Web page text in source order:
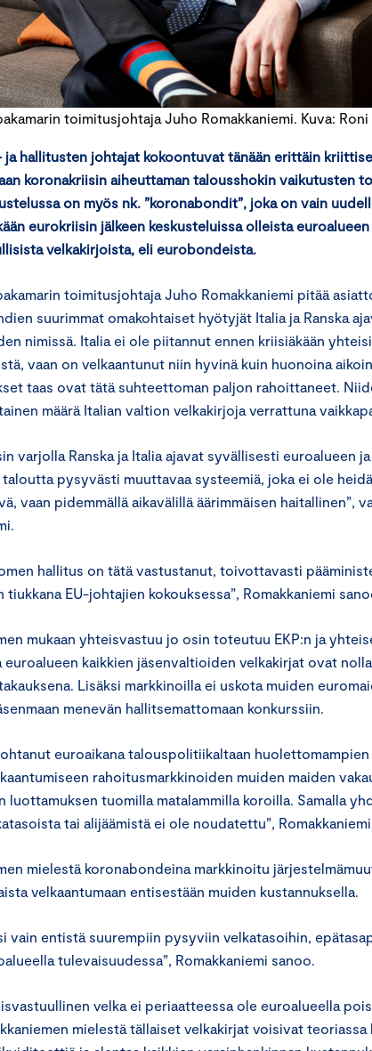
toimitusjohtaja Juho Romakkaniemi. Kuva: Roni
ja hallitusten johtajat kokoontuvat tänään erittäin
koronakriisin aiheuttaman talousshokin vaikutusten
on myös nk. ”koronabondit”, joka on vain
eurokriisin jälkeen keskusteluissa olleista euroalueen
velkakirjoista, eli eurobondeista.
toimitusjohtaja Juho Romakkaniemi pitää
suurimmat omakohtaiset hyötyjät Italia ja Ranska
nimissä. Italia ei ole piitannut ennen kriisiäkään
vaan on velkaantunut niin hyvinä kuin huonoina
taas ovat tätä suhteettoman paljon rahoittaneet.
määrä Italian valtion velkakirjoja verrattuna
varjolla Ranska ja Italia ajavat syvällisesti euroalueen
taloutta pysyvästi muuttavaa systeemiä, joka ei ole
vaan pidemmällä aikavälillä äärimmäisen haitallinen”,
hallitus on tätä vastustanut, toivottavasti
tiukkana EU-johtajien kokouksessa”, Romakkaniemi
mukaan yhteisvastuu jo osin toteutuu EKP:n ja
euroalueen kaikkien jäsenvaltioiden velkakirjat ovat
Lisäksi markkinoilla ei uskota muiden
menevän hallitsemattomaan konkurssiin.
euroaikana talouspolitiikaltaan huolettomampien
rahoitusmarkkinoiden muiden maiden
luottamuksen tuomilla matalammilla koroilla. Samalla
tai alijäämistä ei ole noudatettu”,
mielestä koronabondeina markkinoitu
velkaantumaan entisestään muiden kustannuksella.
vain entistä suurempiin pysyviin velkatasoihin,
tulevaisuudessa”, Romakkaniemi sanoo.
velka ei periaatteessa ole euroalueella
mielestä tällaiset velkakirjat voisivat teoriassa